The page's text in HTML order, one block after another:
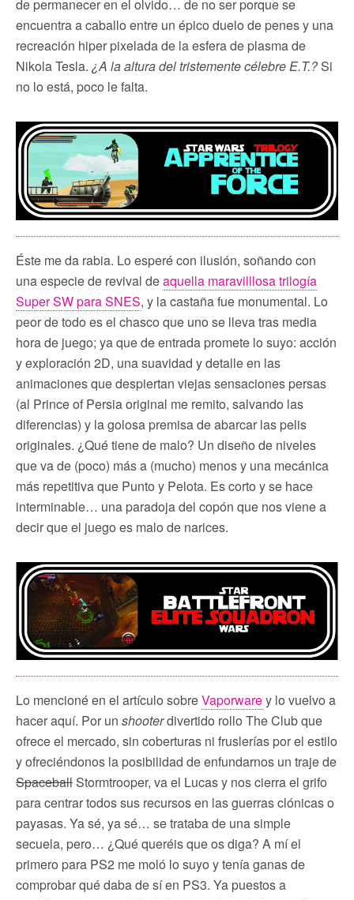
de permanecer en el olvido… de no ser porque se
encuentra a caballo entre un épico duelo de penes y una
recreación hiper pixelada de la esfera de plasma de
Nikola Tesla. ¿A la altura del tristemente célebre E.T.?Si
no lo está, poco le falta.
Éste me da rabia. Lo esperé con ilusión, soñando con
una especie de revival deaquella maravilllosa trilogía
Super SW para SNES, y la castaña fue monumental. Lo
peor de todo es el chasco que uno se lleva tras media
hora de juego; ya que de entrada promete lo suyo: acción
y exploración 2D, una suavidad y detalle en las
animaciones que despiertan viejas sensaciones persas
(al Prince of Persia original me remito, salvando las
diferencias) y la golosa premisa de abarcar las pelis
originales. ¿Qué tiene de malo? Un diseño de niveles
que va de (poco) más a (mucho) menos y una mecánica
más repetitiva que Punto y Pelota. Es corto y se hace
interminable… una paradoja del copón que nos viene a
decir que el juego es malo de narices.
Lo mencioné en el artículo sobreVaporwarey lo vuelvo a
hacer aquí. Por un shooterdivertido rollo The Club que
ofrece el mercado, sin coberturas ni fruslerías por el estilo
y ofreciéndonos la posibilidad de enfundarnos un traje de
Spaceball Stormtrooper, va el Lucas y nos cierra el grifo
para centrar todos sus recursos en las guerras clónicas o
payasas. Ya sé, ya sé… se trataba de una simple
secuela, pero… ¿Qué queréis que os diga? A mí el
primero para PS2 me moló lo suyo y tenía ganas de
comprobar qué daba de sí en PS3. Ya puestos a